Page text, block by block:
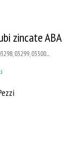
zincate ABA
03299, 03300...